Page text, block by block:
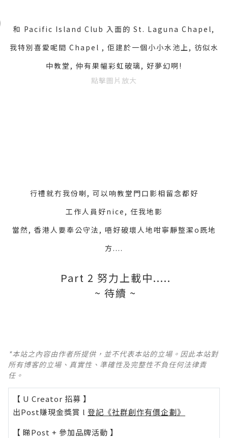
和 Pacific Island Club 入面的 St. Laguna Chapel,
我特別喜愛呢間 Chapel , 佢建於一個小小水池上, 彷似水
中教堂, 仲有果幅彩虹破璃, 好夢幻啊!
點擊圖片放大
行禮就冇我份喇, 可以响教堂門口影相留念都好
工作人員好nice, 任我地影
當然, 香港人要奉公守法, 唔好破壞人地咁寧靜整潔o既地
方....
Part 2 努力上載中.....
~ 待續 ~
*本站之內容由作者所提供，並不代表本站的立場。因此本站對
所有博客的立場、真實性、準確性及完整性不負任何法律責
任。
【 U Creator 招募 】
出Post賺現金獎賞 l 登記《社群創作有價企劃》
【 睇Post + 參加品牌活動 】